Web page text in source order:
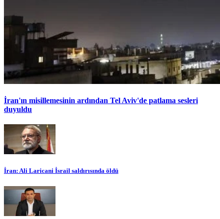
İran'ın misillemesinin ardından Tel Aviv'de patlama sesleri
duyuldu
İran: Ali Laricani İsrail saldırısında öldü